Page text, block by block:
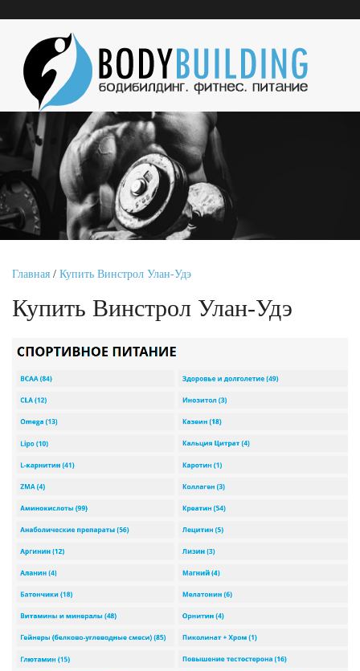
Главная / Купить Винстрол Улан-Удэ
Купить Винстрол Улан-Удэ